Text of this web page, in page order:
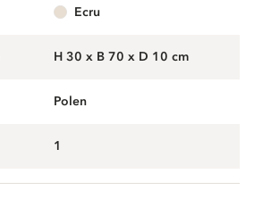
ecru
H 30 x B 70 x D 10 cm
Polen
1